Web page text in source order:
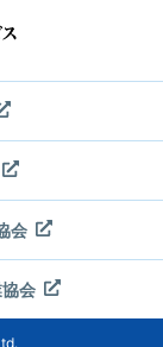
会
会